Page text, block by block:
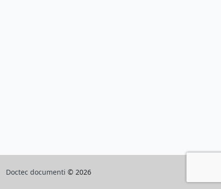
Doctec documenti © 2026